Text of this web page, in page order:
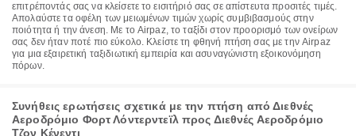
επιτρέποντάς σας να κλείσετε το εισιτήριό σας σε απίστευτα προσιτές τιμές.
Απολαύστε τα οφέλη των μειωμένων τιμών χωρίς συμβιβασμούς στην
ποιότητα ή την άνεση. Με το Airpaz, το ταξίδι στον προορισμό των ονείρων
σας δεν ήταν ποτέ πιο εύκολο. Κλείστε τη φθηνή πτήση σας με την Airpaz
για μια εξαιρετική ταξιδιωτική εμπειρία και ασυναγώνιστη εξοικονόμηση
πόρων.
Συνήθεις ερωτήσεις σχετικά με την πτήση από Διεθνές
Αεροδρόμιο Φορτ Λόντερντεϊλ προς Διεθνές Αεροδρόμιο
Τζον Κένεντι